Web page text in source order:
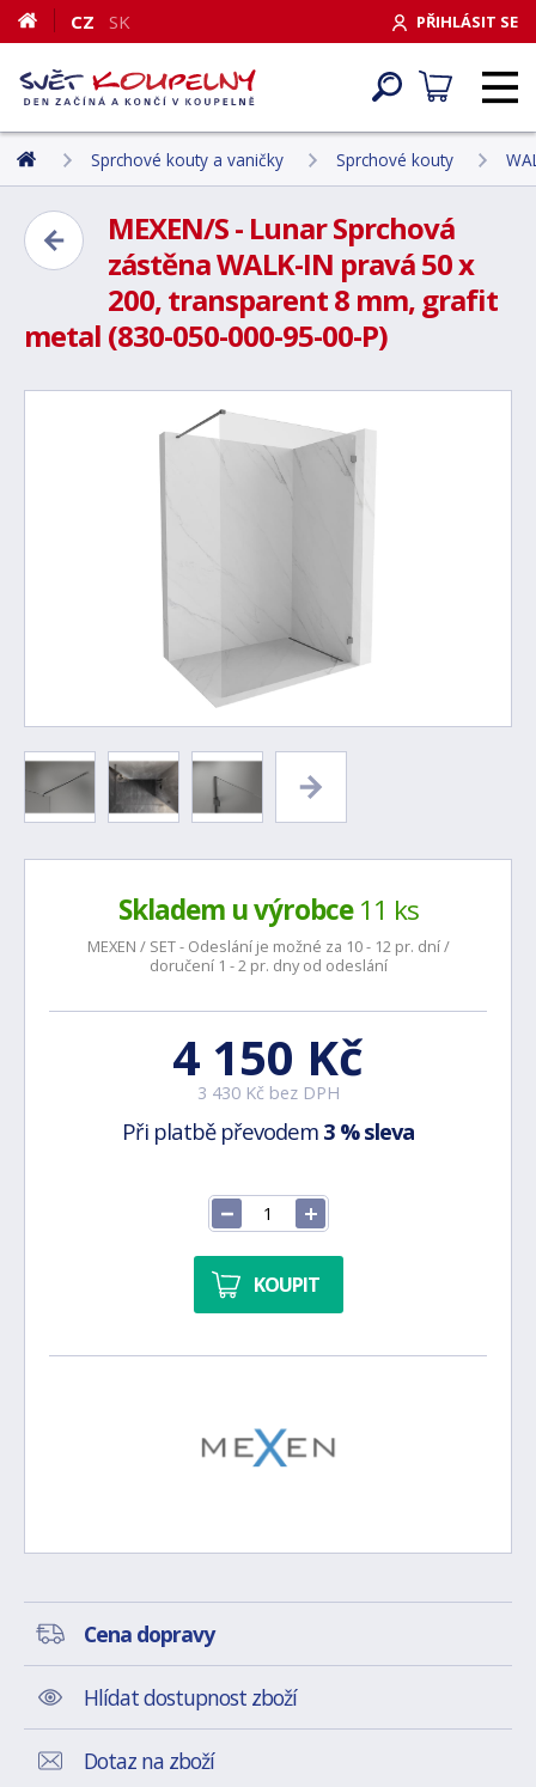
PŘIHLÁSIT SE
CZ SK
Sprchové kouty a vaničky Sprchové kouty
MEXEN/S - Lunar Sprchová
zástěna WALK-IN pravá 50 x
200, transparent 8 mm, grafit
metal (830-050-000-95-00-P)
Skladem u výrobce11 ks
MEXEN / SET - Odeslání je možné za 10 - 12 pr. dní /
doručení 1 - 2 pr. dny od odeslání
4 150 Kč
3 430 Kč bez DPH
Při platbě převodem 3 % sleva
KOUPIT
Cena dopravy
Hlídat dostupnost zboží
Dotaz na zboží